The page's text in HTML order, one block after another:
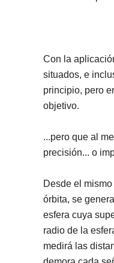
Con la
situados, e
principio, pero
objetivo.
...pero que al
precisión... o
Desde el
órbita, se
esfera cuya
radio de la
medirá las